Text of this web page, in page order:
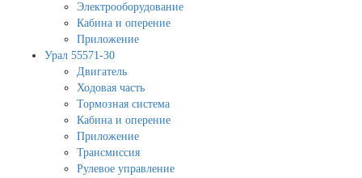
Электрооборудование
Кабина и оперение
Приложение
Урал 55571-30
Двигатель
Ходовая часть
Тормозная система
Кабина и оперение
Приложение
Трансмиссия
Рулевое управление